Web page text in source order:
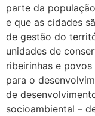
parte da
e que as cidades
de gestão do
unidades de
ribeirinhas e
para o
de
socioambiental –